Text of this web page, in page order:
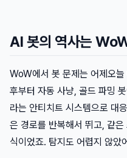
AI 봇의 역사는
WoW에서 봇 문제는 어제오
후부터 자동 사냥, 골드 파밍
라는 안티치트 시스템으로 대
은 경로를 반복해서 뛰고, 같
식이었죠. 탐지도 어렵지 않았